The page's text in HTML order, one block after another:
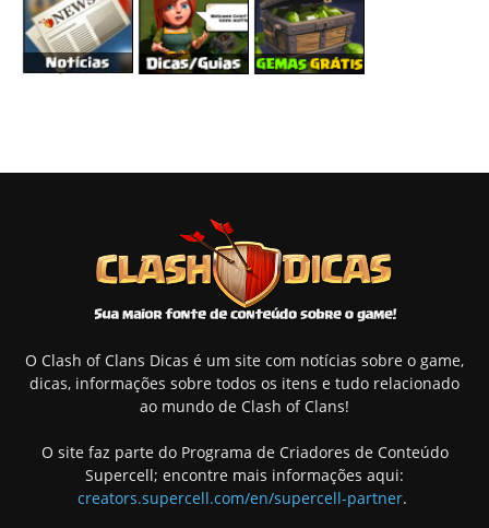
O Clash of Clans Dicas é um site com notícias sobre o game,
dicas, informações sobre todos os itens e tudo relacionado
ao mundo de Clash of Clans!
O site faz parte do Programa de Criadores de Conteúdo
Supercell; encontre mais informações aqui:
creators.supercell.com/en/supercell-partner.